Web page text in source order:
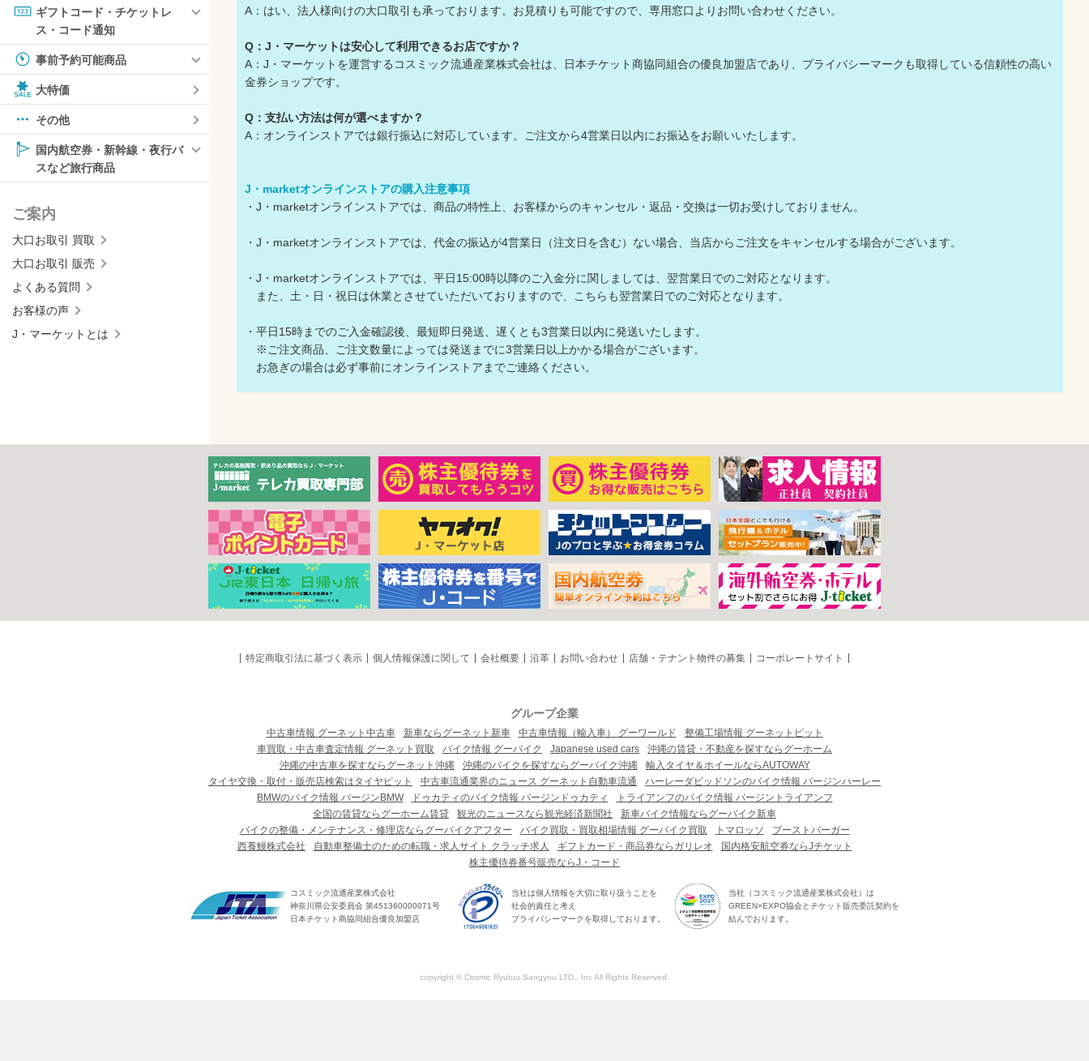
ギフトコード・チケットレ
ス・コード通知
事前予約可能商品
大特価
その他
国内航空券・新幹線・夜行バ
スなど旅行商品
ご案内
大口お取引 買取
大口お取引 販売
よくある質問
お客様の声
J・マーケットとは
A：はい、法人様向けの大口取引も承っております。お見積りも可能ですので、専用窓口よりお問い合わせください。
Q：J・マーケットは安心して利用できるお店ですか？
A：J・マーケットを運営するコスミック流通産業株式会社は、日本チケット商協同組合の優良加盟店であり、プライバシーマークも取得している信頼性の高い
金券ショップです。
Q：支払い方法は何が選べますか？
A：オンラインストアでは銀行振込に対応しています。ご注文から4営業日以内にお振込をお願いいたします。
J・marketオンラインストアの購入注意事項
・J・marketオンラインストアでは、商品の特性上、お客様からのキャンセル・返品・交換は一切お受けしておりません。
・J・marketオンラインストアでは、代金の振込が4営業日（注文日を含む）ない場合、当店からご注文をキャンセルする場合がございます。
・J・marketオンラインストアでは、平日15:00時以降のご入金分に関しましては、翌営業日でのご対応となります。
また、土・日・祝日は休業とさせていただいておりますので、こちらも翌営業日でのご対応となります。
・平日15時までのご入金確認後、最短即日発送、遅くとも3営業日以内に発送いたします。
※ご注文商品、ご注文数量によっては発送までに3営業日以上かかる場合がございます。
お急ぎの場合は必ず事前にオンラインストアまでご連絡ください。
特定商取引法に基づく表示 個人情報保護に関して 会社概要 沿革 お問い合わせ 店舗・テナント物件の募集 コーポレートサイト
グループ企業
中古車情報 グーネット中古車 新車ならグーネット新車 中古車情報（輸入車） グーワールド
整備工場情報 グーネットピット
車買取・中古車査定情報 グーネット買取
バイク情報 グーバイク Japanese used cars
沖縄の賃貸・不動産を探すならグーホーム
沖縄の中古車を探すならグーネット沖縄
沖縄のバイクを探すならグーバイク沖縄
輸入タイヤ＆ホイールならAUTOWAY
タイヤ交換・取付・販売店検索はタイヤピット
中古車流通業界のニュース グーネット自動車流通
ハーレーダビッドソンのバイク情報 バージンハーレー
BMWのバイク情報 バージンBMW
ドゥカティのバイク情報 バージンドゥカティ
トライアンフのバイク情報 バージントライアンフ
全国の賃貸ならグーホーム賃貸
観光のニュースなら観光経済新聞社
新車バイク情報ならグーバイク新車
バイクの整備・メンテナンス・修理店ならグーバイクアフター
バイク買取・買取相場情報 グーバイク買取 トマロッソ
ブーストバーガー
西養鰻株式会社
自動車整備士のための転職・求人サイト クラッチ求人 ギフトカード・商品券ならガリレオ
国内格安航空券ならJチケット
株主優待券番号販売ならJ・コード
コスミック流通産業株式会社
神奈川県公安委員会 第451360000071号
日本チケット商協同組合優良加盟店
当社は個人情報を大切に取り扱うことを
社会的責任と考え
プライバシーマークを取得しております。
当社（コスミック流通産業株式会社）は
GREEN×EXPO協会とチケット販売委託契約を
結んでおります。
copyright © Cosmic Ryutuu Sangyou LTD., Inc All Rights Reserved.